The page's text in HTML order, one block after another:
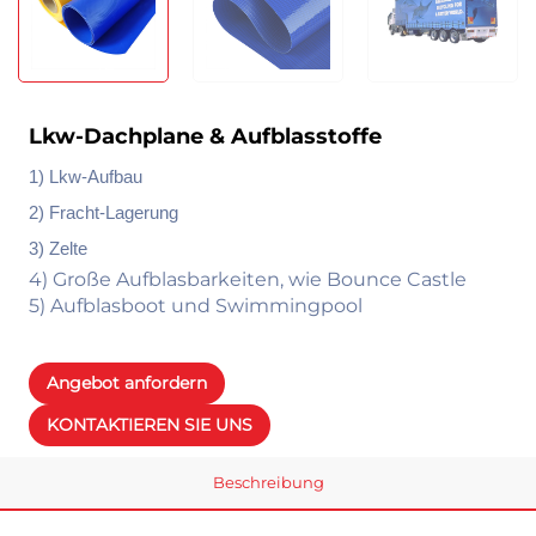
Lkw-Dachplane & Aufblasstoffe
1) Lkw-Aufbau
2) Fracht-Lagerung
3) Zelte
4) Große Aufblasbarkeiten, wie Bounce Castle
5) Aufblasboot und Swimmingpool
Angebot anfordern
KONTAKTIEREN SIE UNS
Beschreibung